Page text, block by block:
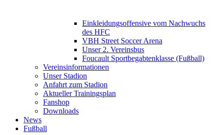
Einkleidungsoffensive vom Nachwuchs
des HFC
VBH Street Soccer Arena
Unser 2. Vereinsbus
Foucault Sportbegabtenklasse (Fußball)
Vereinsinformationen
Unser Stadion
Anfahrt zum Stadion
Aktueller Trainingsplan
Fanshop
Downloads
News
Fußball